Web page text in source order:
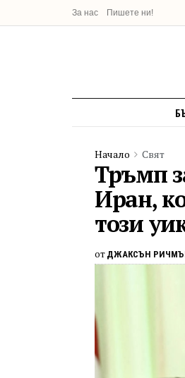
За нас Пишете ни!
Начало Свят
Тръмп
Иран,
този
от ДЖАКСЪН